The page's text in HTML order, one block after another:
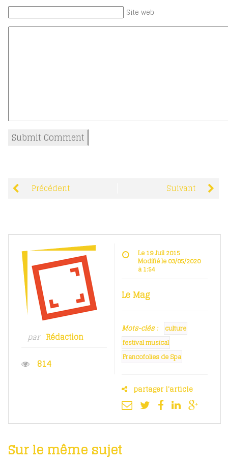
Site web
Précédent Suivant
par Rédaction
814
Le 19 Juil 2015
Modifié le 03/05/2020
à 1:54
Le Mag
Mots-clés :
culture
festival musical
Francofolies de Spa
partager l'article
Sur le même sujet